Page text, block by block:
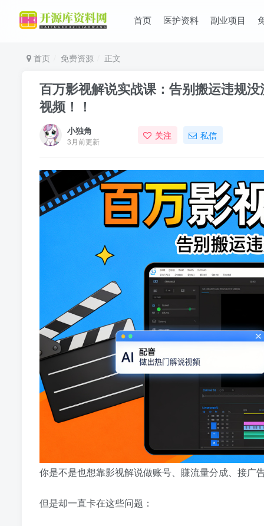
首页 医护资料 副业项目
首页 免费资源 正文
百万影视解说实战课：告别搬运违规
视频！！
小独角
3月前更新 关注 私信
你是不是也想靠影视解说做账号、賺流量分成、接广
但是却一直卡在这些问题：